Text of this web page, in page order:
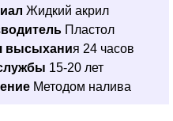
Жидкий акрил
Пластол
высыхания 24 часов
15-20 лет
Методом налива